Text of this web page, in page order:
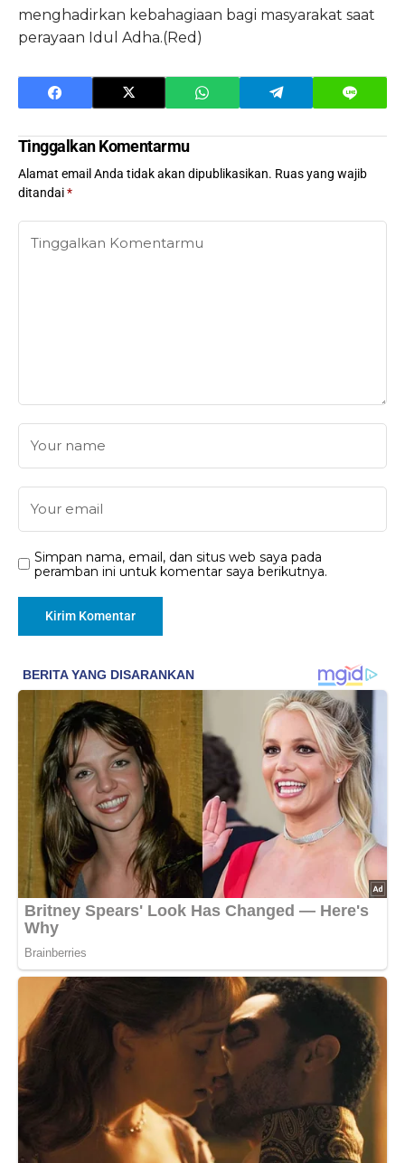
menghadirkan kebahagiaan bagi masyarakat saat
perayaan Idul Adha.(Red)
Tinggalkan Komentarmu
Alamat email Anda tidak akan dipublikasikan. Ruas yang wajib
ditandai*
Simpan nama, email, dan situs web saya pada
peramban ini untuk komentar saya berikutnya.